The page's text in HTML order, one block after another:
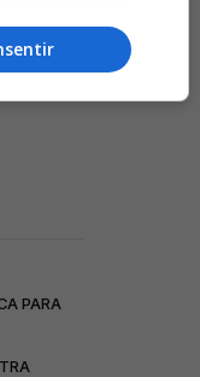
PARA